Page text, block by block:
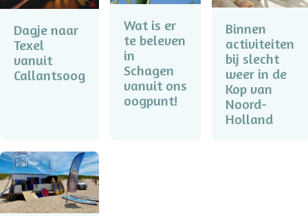
Dagje naar
Texel
vanuit
Callantsoog
Wat is er
te beleven
in
Schagen
vanuit ons
oogpunt!
Binnen
activiteiten
bij slecht
weer in de
Kop van
Noord-
Holland